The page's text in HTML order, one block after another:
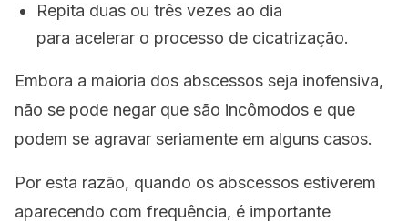
Repita duas ou três vezes ao dia
para acelerar o processo de cicatrização.
Embora a maioria dos abscessos seja inofensiva,
não se pode negar que são incômodos e que
podem se agravar seriamente em alguns casos.
Por esta razão, quando os abscessos estiverem
aparecendo com frequência, é importante